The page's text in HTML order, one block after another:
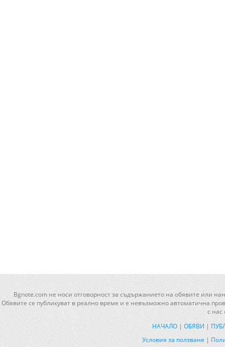
Bgnote.com не носи отговорност за съдържанието на обявите или
Обявите се публикуват в реално време и е невъзможно автоматична
с нас
НАЧАЛО | ОБЯВИ |
Условия за ползване |